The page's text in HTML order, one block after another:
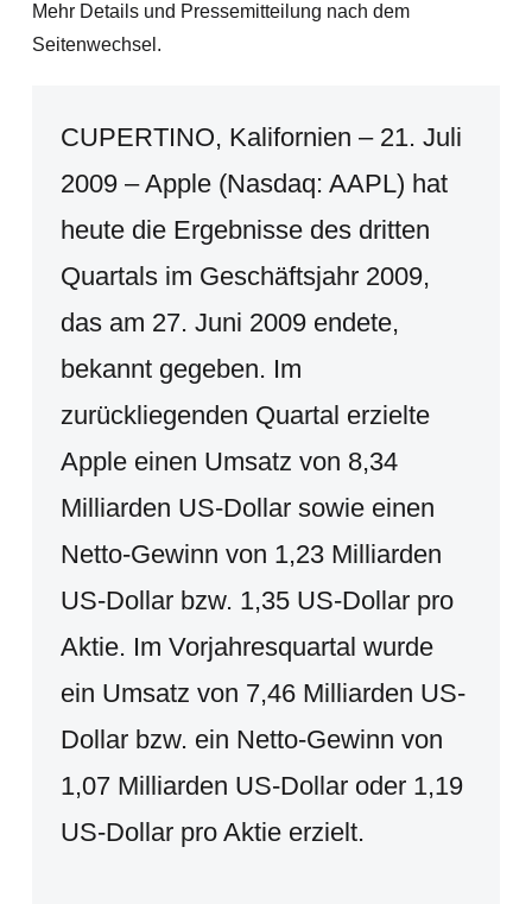
Mehr Details und Pressemitteilung nach dem
Seitenwechsel.
CUPERTINO, Kalifornien – 21. Juli
2009 – Apple (Nasdaq: AAPL) hat
heute die Ergebnisse des dritten
Quartals im Geschäftsjahr 2009,
das am 27. Juni 2009 endete,
bekannt gegeben. Im
zurückliegenden Quartal erzielte
Apple einen Umsatz von 8,34
Milliarden US-Dollar sowie einen
Netto-Gewinn von 1,23 Milliarden
US-Dollar bzw. 1,35 US-Dollar pro
Aktie. Im Vorjahresquartal wurde
ein Umsatz von 7,46 Milliarden US-
Dollar bzw. ein Netto-Gewinn von
1,07 Milliarden US-Dollar oder 1,19
US-Dollar pro Aktie erzielt.